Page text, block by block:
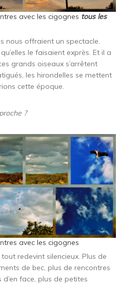
avec les cigognes tous les
nous offraient un spectacle.
le faisaient exprès. Et il a
grands oiseaux s’arrêtent
les hirondelles se mettent
cette époque.
?
avec les cigognes
redevint silencieux. Plus de
de bec, plus de rencontres
face, plus de petites